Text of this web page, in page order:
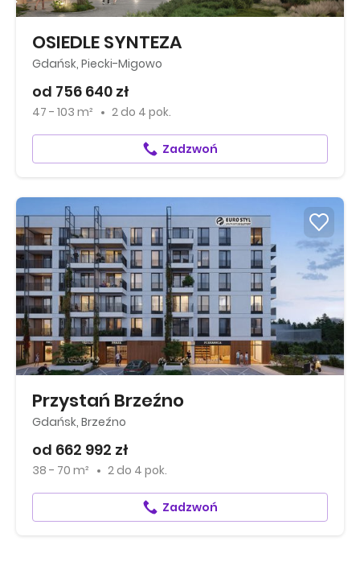
OSIEDLE SYNTEZA
Gdańsk, Piecki-Migowo
od 756 640 zł
47 - 103 m² 2 do 4 pok.
Zadzwoń
Przystań Brzeźno
Gdańsk, Brzeźno
od 662 992 zł
38 - 70 m² 2 do 4 pok.
Zadzwoń